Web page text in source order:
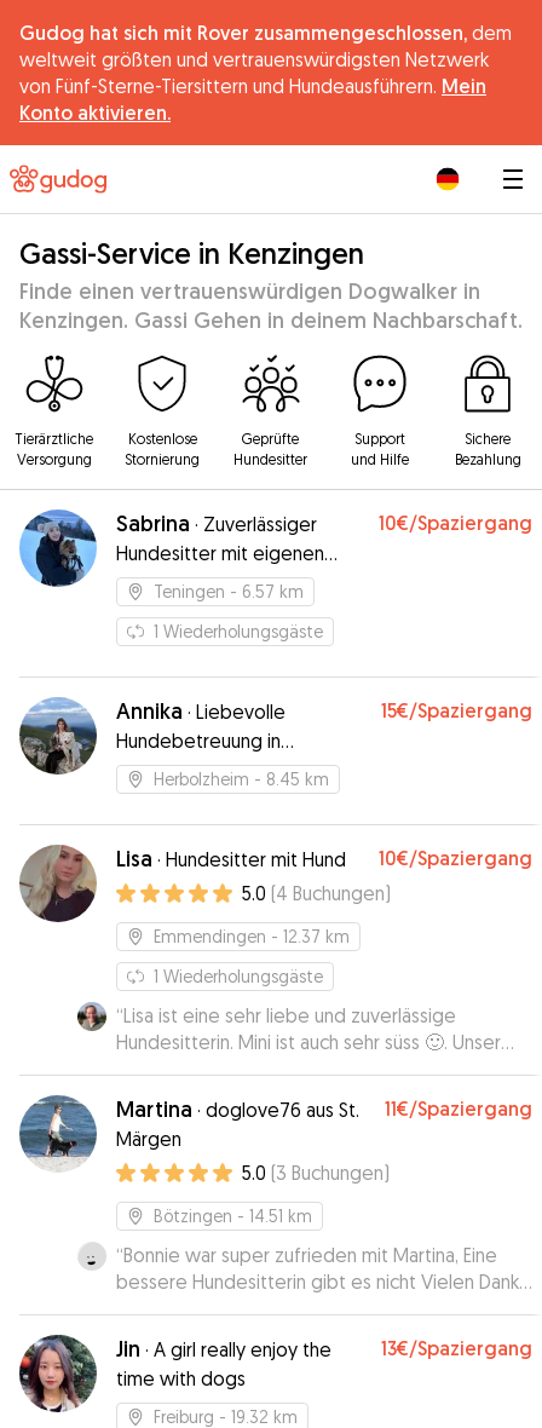
Gudog hat sich mit Rover zusammengeschlossen, dem
weltweit größten und vertrauenswürdigsten Netzwerk
von Fünf-Sterne-Tiersittern und Hundeausführern. Mein
Konto aktivieren.
Gassi-Service in Kenzingen
Finde einen vertrauenswürdigen Dogwalker in
Kenzingen. Gassi Gehen in deinem Nachbarschaft.
Tierärztliche
Versorgung
Kostenlose
Stornierung
Geprüfte
Hundesitter
Support
und Hilfe
Sichere
Bezahlung
Sabrina · Zuverlässiger
Hundesitter mit eigenen
Hund
10€/Spaziergang
Teningen - 6.57 km
1 Wiederholungsgäste
Annika · Liebevolle
Hundebetreuung in
Traumkulisse
15€/Spaziergang
Herbolzheim - 8.45 km
Lisa · Hundesitter mit Hund 10€/Spaziergang
5.0 (4 Buchungen)
Emmendingen - 12.37 km
1 Wiederholungsgäste
“Lisa ist eine sehr liebe und zuverlässige
Hundesitterin. Mini ist auch sehr süss 🙂. Unser
Spaniel Fritz hat sich bei Lisa sehr wohlgefühlt,
und freut sich auf den nächsten Besuch. Es war
für uns auch sehr praktisch, dass Lisa eine Abhol-
und Abgabedienst anbietet. Ich empfehle Lisa
mit Begeisterung! ”
Martina · doglove76 aus St.
Märgen
11€/Spaziergang
5.0 (3 Buchungen)
Bötzingen - 14.51 km
“Bonnie war super zufrieden mit Martina, Eine
bessere Hundesitterin gibt es nicht Vielen Dank
Martina, gerne wieder!!!”
Jin · A girl really enjoy the
time with dogs
13€/Spaziergang
Freiburg - 19.32 km